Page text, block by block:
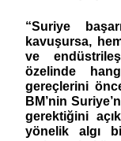
“Suriye
kavuşursa,
ve
özelinde
gereçlerini
BM’nin
gerektiğini
yönelik algı